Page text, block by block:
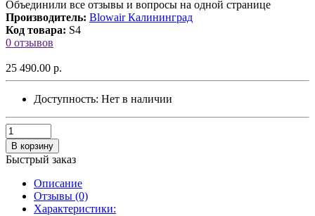
Объединили все отзывы и вопросы на одной странице
Производитель: Blowair Калининград
Код товара: S4
0 отзывов
25 490.00 р.
Доступность: Нет в наличии
В корзину
Быстрый заказ
Описание
Отзывы (0)
Характеристики: